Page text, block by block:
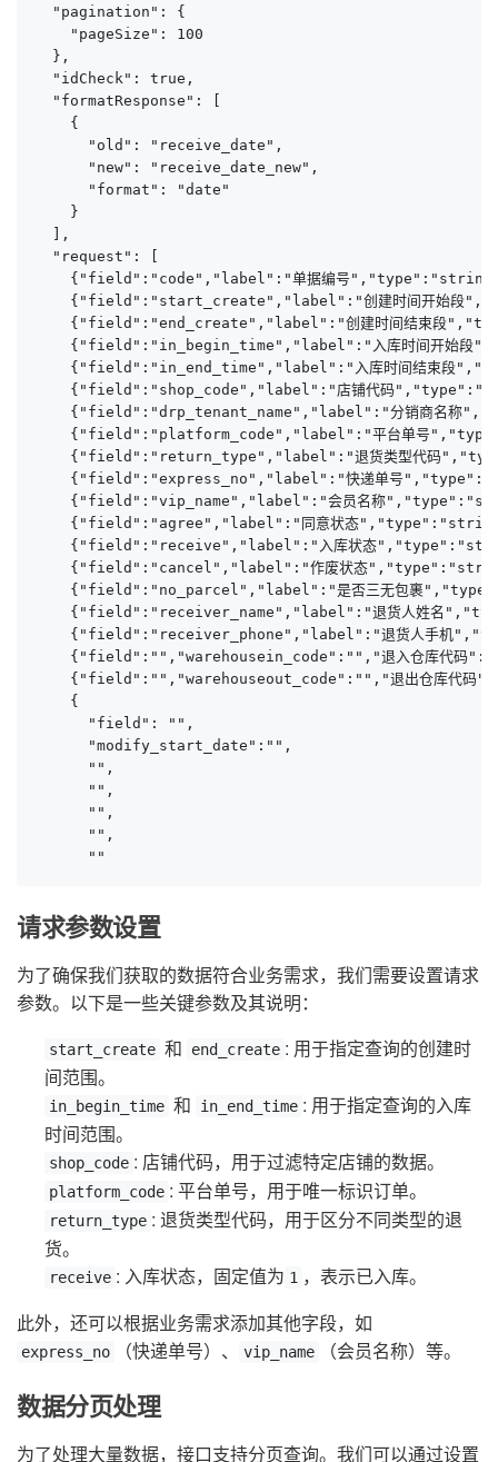
  "pagination": {
    "pageSize": 100
  },
  "idCheck": true,
  "formatResponse": [
    {
      "old": "receive_date",
      "new": "receive_date_new",
      "format": "date"
    }
  ],
  "request": [
{"field":"code","label":"单据编号
{"field":"start_create","label":"创建时间开始段
{"field":"end_create","label":"创建时间结束段
{"field":"in_begin_time","label":"入库时间开始段
{"field":"in_end_time","label":"入库时间结束段
{"field":"shop_code","label":"店铺代码
{"field":"drp_tenant_name","label":"分销商名称
{"field":"platform_code","label":"平台单号
{"field":"return_type","label":"退货类型代码
{"field":"express_no","label":"快递单号
{"field":"vip_name","label":"会员名称
{"field":"agree","label":"同意状态
{"field":"receive","label":"入库状态
{"field":"cancel","label":"作废状态
{"field":"no_parcel","label":"是否三无包裹
{"field":"receiver_name","label":"退货人姓名
{"field":"receiver_phone","label":"退货人手机
{"field":"","warehousein_code":"","退入仓库代码
{"field":"","warehouseout_code":"","退出仓库代码
    {
      "field": "",
      "modify_start_date":"",
      "",
      "",
      "",
      "",
      ""
请求参数设置
为了确保我们获取的数据符合业务需求，我们需要设置请求
参数。以下是一些关键参数及其说明：
start_create 和 end_create : 用于指定查询的创建时
间范围。
in_begin_time 和 in_end_time : 用于指定查询的入库
时间范围。
shop_code : 店铺代码，用于过滤特定店铺的数据。
platform_code : 平台单号，用于唯一标识订单。
return_type : 退货类型代码，用于区分不同类型的退
货。
receive : 入库状态，固定值为 1 ，表示已入库。
此外，还可以根据业务需求添加其他字段，如
express_no （快递单号）、 vip_name （会员名称）等。
数据分页处理
为了处理大量数据，接口支持分页查询。我们可以通过设置